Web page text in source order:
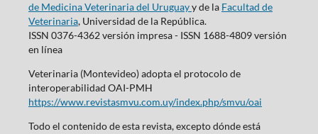
de Medicina Veterinaria del Uruguayy de la Facultad de
Veterinaria, Universidad de la República.
ISSN 0376-4362 versión impresa - ISSN 1688-4809 versión
en línea
Veterinaria (Montevideo) adopta el protocolo de
interoperabilidad OAI-PMH
https://www.revistasmvu.com.uy/index.php/smvu/oai
Todo el contenido de esta revista, excepto dónde está